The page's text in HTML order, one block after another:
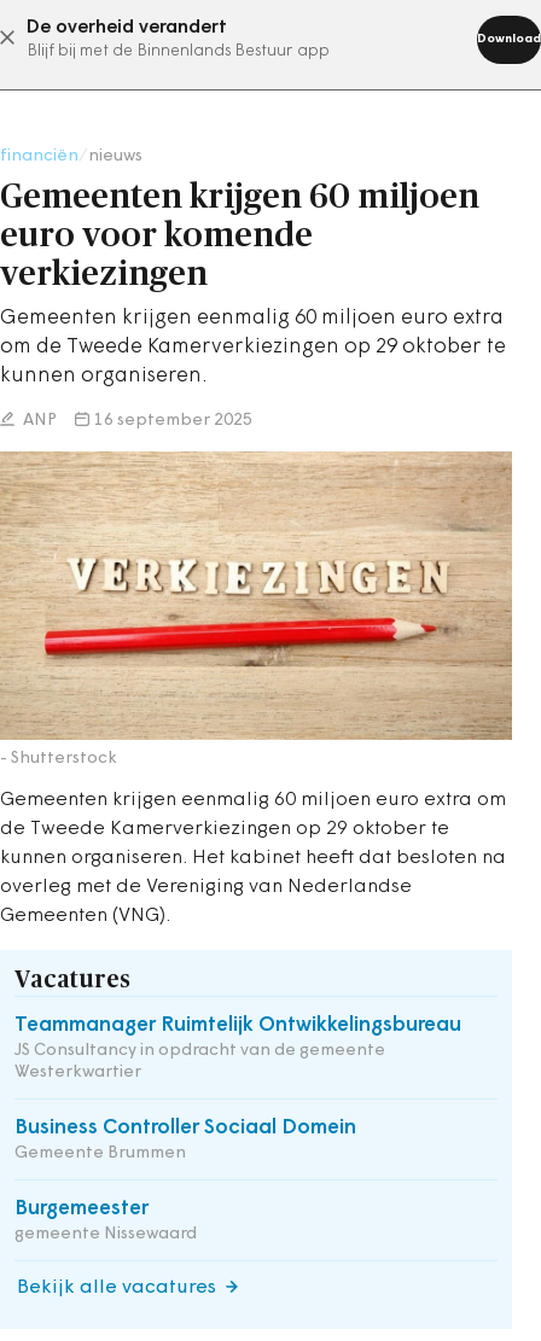
De overheid verandert
Blijf bij met de Binnenlands Bestuur app
Download
abonneer nu
financiën nieuws
Gemeenten krijgen 60 miljoen
euro voor komende
verkiezingen
Gemeenten krijgen eenmalig 60 miljoen euro extra
om de Tweede Kamerverkiezingen op 29 oktober te
kunnen organiseren.
ANP 16 september 2025
- Shutterstock
Gemeenten krijgen eenmalig 60 miljoen euro extra om
de Tweede Kamerverkiezingen op 29 oktober te
kunnen organiseren. Het kabinet heeft dat besloten na
overleg met de Vereniging van Nederlandse
Gemeenten (VNG).
Vacatures
Teammanager Ruimtelijk Ontwikkelingsbureau
JS Consultancy in opdracht van de gemeente
Westerkwartier
Business Controller Sociaal Domein
Gemeente Brummen
Burgemeester
gemeente Nissewaard
Bekijk alle vacatures